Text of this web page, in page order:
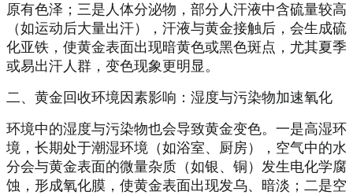
原有色泽；三是人体分泌物，部分人汗液中含硫量较高
（如运动后大量出汗），汗液与黄金接触后，会生成硫
化亚铁，使黄金表面出现暗黄色或黑色斑点，尤其夏季
或易出汗人群，变色现象更明显。
二、 黄金回收环境因素影响：湿度与污染物加速氧化
环境中的湿度与污染物也会导致黄金变色。一是高湿环
境，长期处于潮湿环境（如浴室、厨房），空气中的水
分会与黄金表面的微量杂质（如银、铜）发生电化学腐
蚀，形成氧化膜，使黄金表面出现发乌、暗淡；二是空